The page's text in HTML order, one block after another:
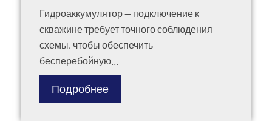
Гидроаккумулятор — подключение к
скважине требует точного соблюдения
схемы, чтобы обеспечить
бесперебойную...
Подробнее